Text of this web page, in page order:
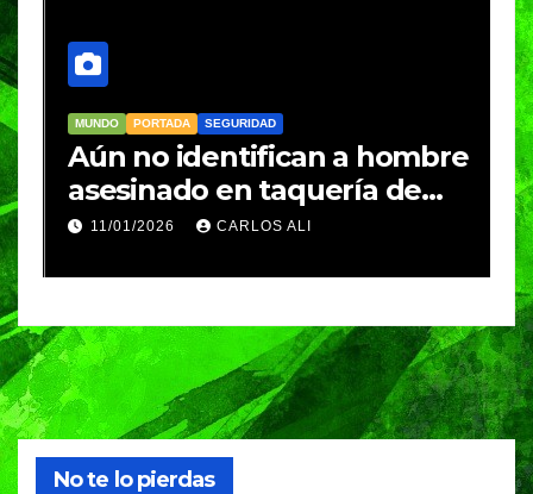
MUNDO PORTADA SEGURIDAD
Aún no identifican a hombre
asesinado en taquería de
Amozoc
11/01/2026 CARLOS ALI
No te lo pierdas